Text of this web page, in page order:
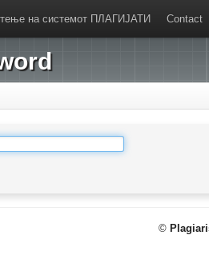
на системот ПЛАГИЈАТИ Contact
©